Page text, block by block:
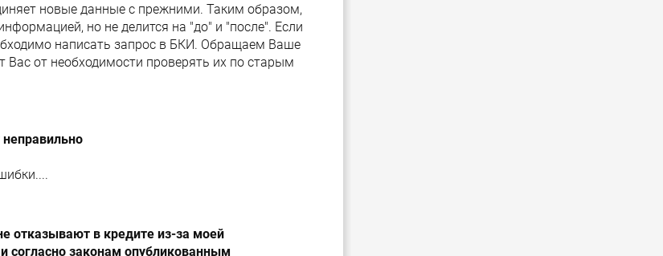
новые данные с прежними. Таким образом,
но не делится на "до" и "после". Если
написать запрос в БКИ. Обращаем Ваше
от необходимости проверять их по старым
отказывают в кредите из-за моей
согласно законам опубликованным